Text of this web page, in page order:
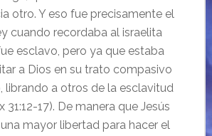
otro. Y eso fue precisamente el
cuando recordaba al israelita
esclavo, pero ya que estaba
a Dios en su trato compasivo
librando a otros de la esclavitud
31:12-17). De manera que Jesús
mayor libertad para hacer el